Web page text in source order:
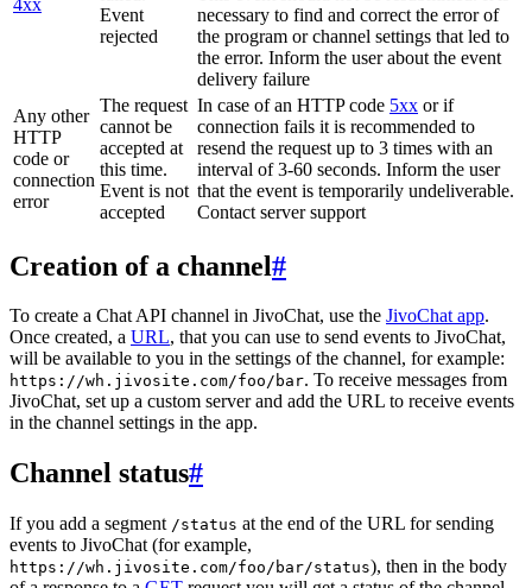
Event
rejected
necessary to find and correct the error of
the program or channel settings that led to
the error. Inform the user about the event
delivery failure
Any other
HTTP
code or
connection
error
The request
cannot be
accepted at
this time.
Event is not
accepted
In case of an HTTP code 5xx or if
connection fails it is recommended to
resend the request up to 3 times with an
interval of 3-60 seconds. Inform the user
that the event is temporarily undeliverable.
Contact server support
Creation of a channel#
To create a Chat API channel in JivoChat, use the JivoChat app.
Once created, a URL, that you can use to send events to JivoChat,
will be available to you in the settings of the channel, for example:
https://wh.jivosite.com/foo/bar. To receive messages from
JivoChat, set up a custom server and add the URL to receive events
in the channel settings in the app.
Channel status#
If you add a segment /status at the end of the URL for sending
events to JivoChat (for example,
https://wh.jivosite.com/foo/bar/status), then in the body